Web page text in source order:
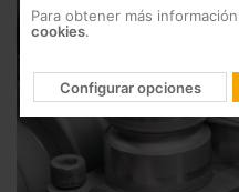
Para obtener más
cookies.
Configurar opciones